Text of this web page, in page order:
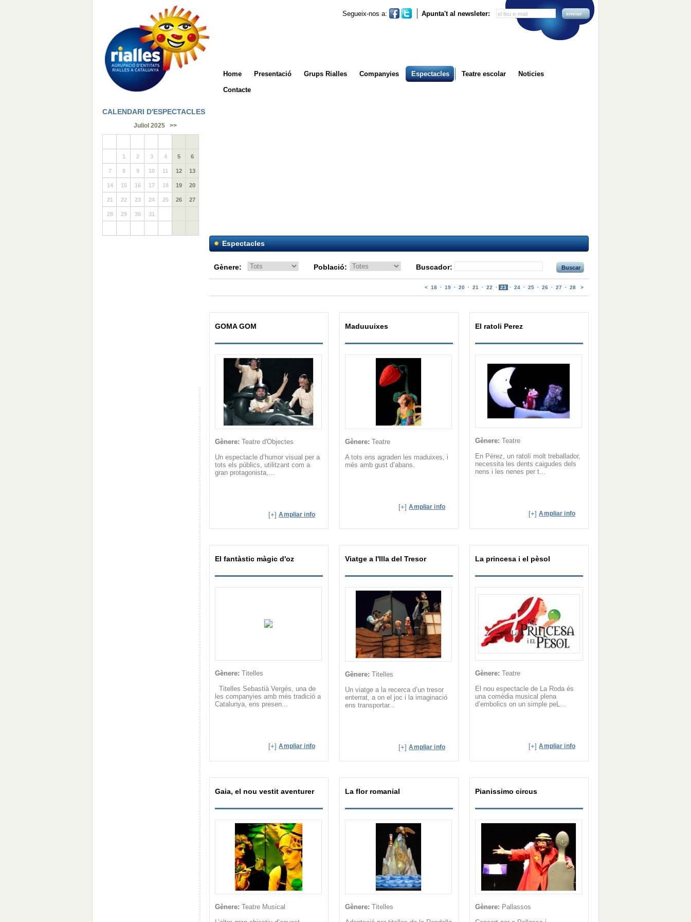
Segueix-nos a: Apunta't al newsleter: enviar
Home Presentació Grups Rialles Companyies Espectacles Teatre escolar Noticies
Contacte
CALENDARI D'ESPECTACLES
Juliol 2025 >>
1 2 3 4 5 6
7 8 9 10 11 12 13
14 15 16 17 18 19 20
21 22 23 24 25 26 27
28 29 30 31
Espectacles
Gènere: Població: Buscador: Buscar
< 18 · 19 · 20 · 21 · 22 · 23 · 24 · 25 · 26 · 27 · 28 >
GOMA GOM
Gènere: Teatre d'Objectes
Un espectacle d’humor visual per a
tots els públics, utilitzant com a
gran protagonista,...
[+]Ampliar info
Maduuuixes
Gènere: Teatre
A tots ens agraden les maduixes, i
més amb gust d’abans.
[+]Ampliar info
El ratoli Perez
Gènere: Teatre
En Pérez, un ratolí molt treballador,
necessita les dents caigudes dels
nens i les nenes per t...
[+]Ampliar info
El fantàstic màgic d'oz
Gènere: Titelles
Titelles Sebastià Vergés, una de
les companyies amb més tradició a
Catalunya, ens presen...
[+]Ampliar info
Viatge a l'Illa del Tresor
Gènere: Titelles
Un viatge a la recerca d’un tresor
enterrat, a on el joc i la imaginació
ens transportar...
[+]Ampliar info
La princesa i el pèsol
Gènere: Teatre
El nou espectacle de La Roda és
una comèdia musical plena
d’embolics on un simple peL...
[+]Ampliar info
Gaia, el nou vestit aventurer
Gènere: Teatre Musical
La flor romanial
Gènere: Titelles
Pianissimo circus
Gènere: Pallassos